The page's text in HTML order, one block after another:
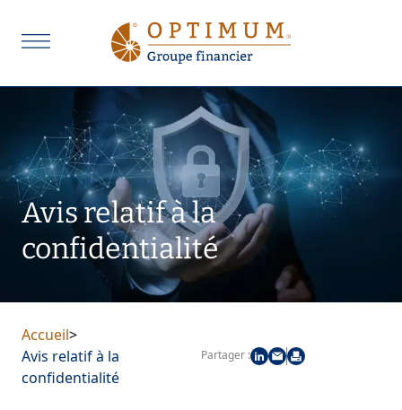
Avis relatif à la
confidentialité
Accueil>
Avis relatif à la
confidentialité
Partager :